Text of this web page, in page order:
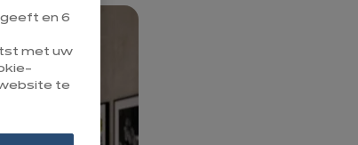
en 6
met uw
te